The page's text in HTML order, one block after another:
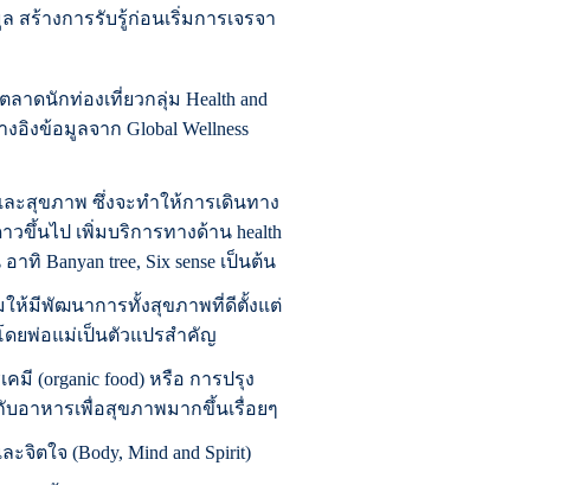
สร้างการรับรู้ก่อนเริ่มการเจรจา
าดนักท่องเที่ยวกลุ่ม Health and
งอิงข้อมูลจาก Global Wellness
ะสุขภาพ ซึ่งจะทำให้การเดินทาง
ขึ้นไป เพิ่มบริการทางด้าน health
ทิ Banyan tree, Six sense เป็นต้น
มให้มีพัฒนาการทั้งสุขภาพที่ดีตั้งแต่
ยพ่อแม่เป็นตัวแปรสำคัญ
(organic food) หรือ การปรุง
อาหารเพื่อสุขภาพมากขึ้นเรื่อยๆ
ตใจ (Body, Mind and Spirit)